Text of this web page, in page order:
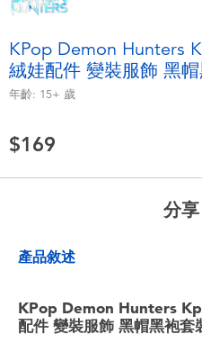
毛毛公仔玩具
KPop Demon Hunters
絨娃配件 變裝服飾 黑
年齡: 15+ 歲
$169
分享
產品敘述
KPop Demon Hunters
配件 變裝服飾 黑帽黑袍套